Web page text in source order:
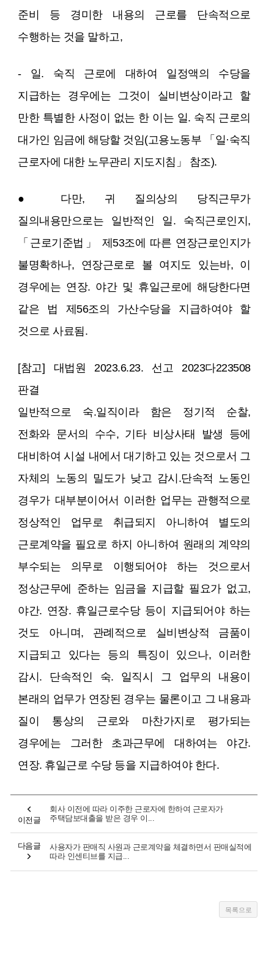
준비 등 경미한 내용의 근로를 단속적으로
수행하는 것을 말하고,
- 일. 숙직 근로에 대하여 일정액의 수당을
지급하는 경우에는 그것이 실비변상이라고 할
만한 특별한 사정이 없는 한 이는 일. 숙직 근로의
대가인 임금에 해당할 것임(고용노동부 「일·숙직
근로자에 대한 노무관리 지도지침」 참조).
● 다만, 귀 질의상의 당직근무가
질의내용만으로는 일반적인 일. 숙직근로인지,
「근로기준법」 제53조에 따른 연장근로인지가
불명확하나, 연장근로로 볼 여지도 있는바, 이
경우에는 연장. 야간 및 휴일근로에 해당한다면
같은 법 제56조의 가산수당을 지급하여야 할
것으로 사료됨.
[참고] 대법원 2023.6.23. 선고 2023다223508
판결
일반적으로 숙.일직이라 함은 정기적 순찰,
전화와 문서의 수수, 기타 비상사태 발생 등에
대비하여 시설 내에서 대기하고 있는 것으로서 그
자체의 노동의 밀도가 낮고 감시.단속적 노동인
경우가 대부분이어서 이러한 업무는 관행적으로
정상적인 업무로 취급되지 아니하여 별도의
근로계약을 필요로 하지 아니하여 원래의 계약의
부수되는 의무로 이행되어야 하는 것으로서
정상근무에 준하는 임금을 지급할 필요가 없고,
야간. 연장. 휴일근로수당 등이 지급되어야 하는
것도 아니며, 관례적으로 실비변상적 금품이
지급되고 있다는 등의 특징이 있으나, 이러한
감시. 단속적인 숙. 일직시 그 업무의 내용이
본래의 업무가 연장된 경우는 물론이고 그 내용과
질이 통상의 근로와 마찬가지로 평가되는
경우에는 그러한 초과근무에 대하여는 야간.
연장. 휴일근로 수당 등을 지급하여야 한다.
이전글
회사 이전에 따라 이주한 근로자에 한하여 근로자가
주택담보대출을 받은 경우 이...
다음글
사용자가 판매직 사원과 근로계약을 체결하면서 판매실적에
따라 인센티브를 지급...